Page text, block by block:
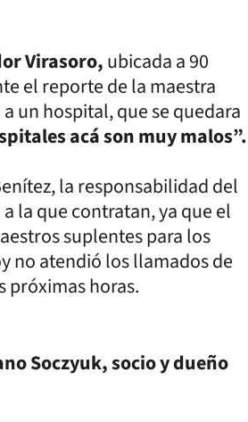
Virasoro,ubicada a 90
el reporte de la maestra
un hospital, que se quedara
acá son muy malos”.
la responsabilidad del
la que contratan, ya que el
suplentes para los
no atendió los llamados de
próximas horas.
Soczyuk, socio y dueño